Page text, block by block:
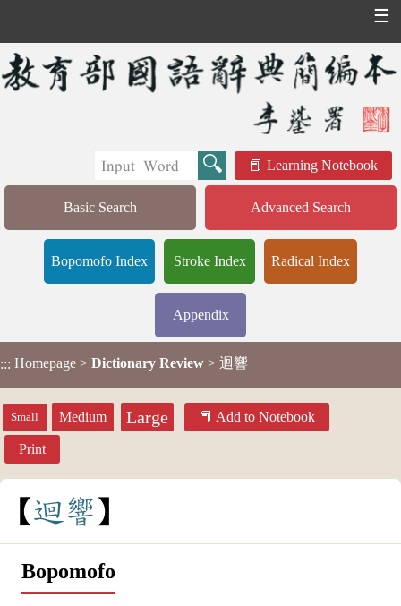
☰
Learning Notebook
Basic Search Advanced Search
Bopomofo Index Stroke Index Radical Index
Appendix
::: Homepage > Dictionary Review > 迴響
Small Medium Large Add to Notebook
Print
迴 響
Bopomofo